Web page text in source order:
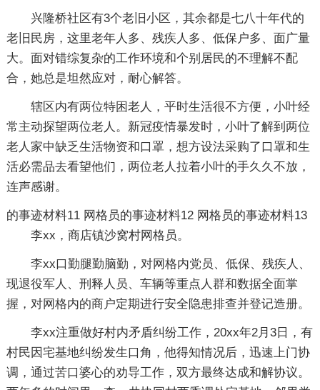
兴隆桥社区有3个老旧小区，其余都是七八十年代的
老旧民房，这里老年人多、残疾人多、低保户多、面广量
大。面对错综复杂的工作环境和个别居民的不理解不配
合，她总是坦然应对，耐心解答。
辖区内有两位特困老人，平时生活很不方便，小叶经
常主动探望两位老人。新冠疫情暴发时，小叶了解到两位
老人家中缺乏生活物资和口罩，想方设法采购了口罩和生
活必需品去看望他们，两位老人拉着小叶的手久久不放，
连声感谢。
的事迹材料11
李xx，商店镇沙窝村网格员。
李xx口勤腿勤脑勤，对网格内党员、低保、残疾人、
现退役军人、刑释人员、车辆等重点人群和数据全面掌
握，对网格内的商户定期进行安全隐患排查并登记造册。
李xx注重做好村内矛盾纠纷工作，20xx年2月3日，有
村民因宅基地纠纷发生口角，他得知情况后，迅速上门协
调，通过苦口婆心的劝导工作，双方最终达成和解协议。
网格员的事迹材料12 网格员的事迹材料13